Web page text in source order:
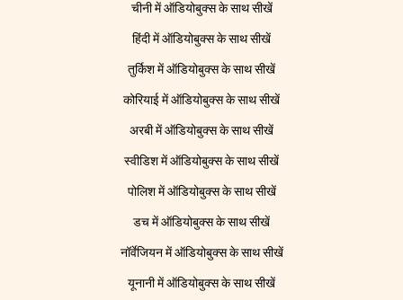
चीनी में ऑडियोबुक्स के साथ सीखें
हिंदी में ऑडियोबुक्स के साथ सीखें
तुर्किश में ऑडियोबुक्स के साथ सीखें
कोरियाई में ऑडियोबुक्स के साथ सीखें
अरबी में ऑडियोबुक्स के साथ सीखें
स्वीडिश में ऑडियोबुक्स के साथ सीखें
पोलिश में ऑडियोबुक्स के साथ सीखें
डच में ऑडियोबुक्स के साथ सीखें
नॉर्वेजियन में ऑडियोबुक्स के साथ सीखें
यूनानी में ऑडियोबुक्स के साथ सीखें